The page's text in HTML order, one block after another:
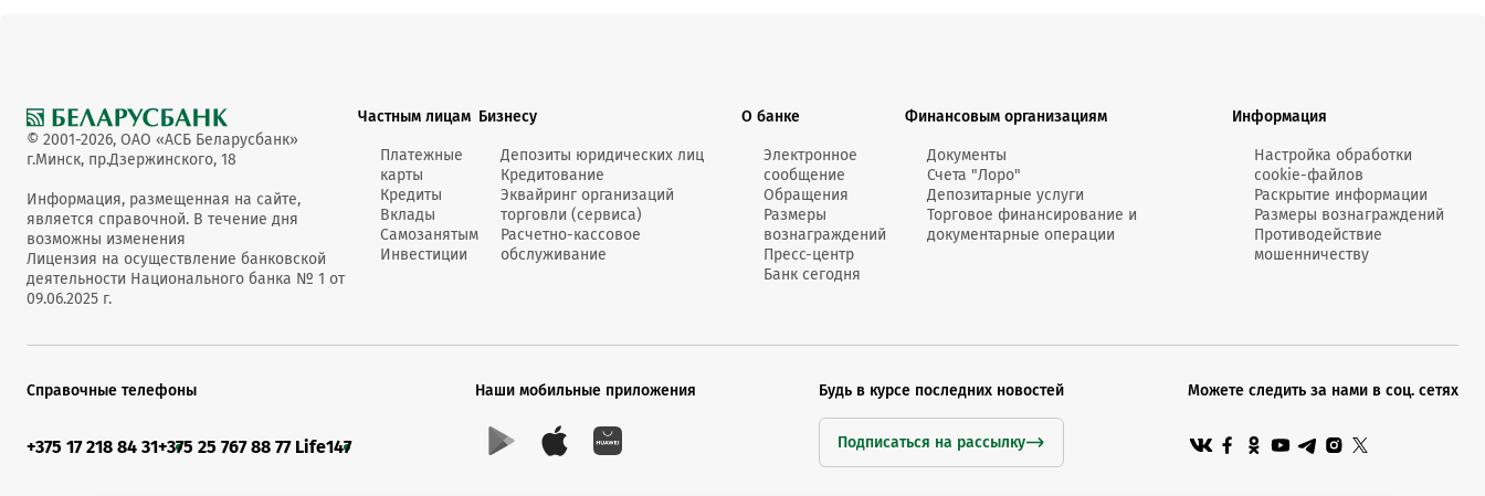
© 2001-2026, ОАО «АСБ Беларусбанк»
г.Минск, пр.Дзержинского, 18
Информация, размещенная на сайте,
является справочной. В течение дня
возможны изменения
Лицензия на осуществление банковской
деятельности Национального банка № 1 от
09.06.2025 г.
Частным лицам
Платежные
карты
Кредиты
Вклады
Самозанятым
Инвестиции
Бизнесу
Депозиты юридических лиц
Кредитование
Эквайринг организаций
торговли (сервиса)
Расчетно-кассовое
обслуживание
О банке
Электронное
сообщение
Обращения
Размеры
вознаграждений
Пресс-центр
Банк сегодня
Финансовым организациям
Документы
Счета "Лоро"
Депозитарные услуги
Торговое финансирование и
документарные операции
Информация
Настройка обработки
cookie-файлов
Раскрытие информации
Размеры вознаграждений
Противодействие
мошенничеству
Справочные телефоны
+375 17 218 84 31+375 25 767 88 77 Life147
Наши мобильные приложения Будь в курсе последних новостей
Подписаться на рассылку
Можете следить за нами в соц. сетях